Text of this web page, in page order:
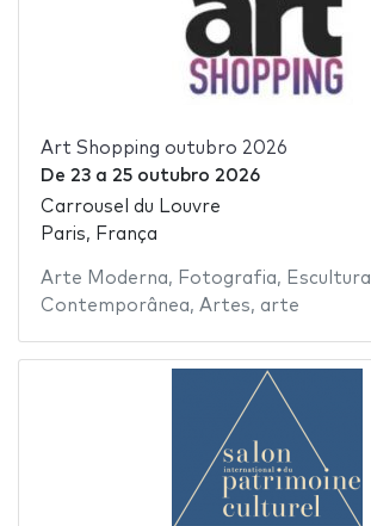
Art Shopping outubro 2026
De 23a 25 outubro 2026
Carrousel du Louvre
Paris, França
Arte Moderna, Fotografia, Escultura
Contemporânea, Artes, arte